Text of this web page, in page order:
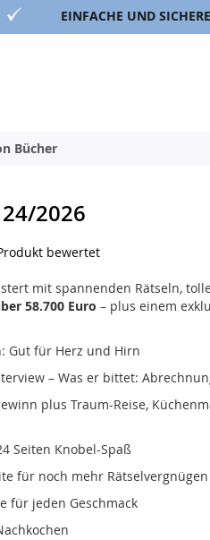
EINFACHE UND
Bücher
24/2026
bewertet
mit spannenden Rätseln,
58.700 Euro – plus einem
Gut für Herz und Hirn
– Was er bittet:
plus Traum-Reise,
Seiten Knobel-Spaß
für noch mehr Rätselvergnügen
für jeden Geschmack